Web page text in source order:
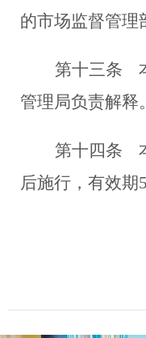
的市场监督管理
第十三条
管理局负责解释。
第十四条
后施行，有效期5